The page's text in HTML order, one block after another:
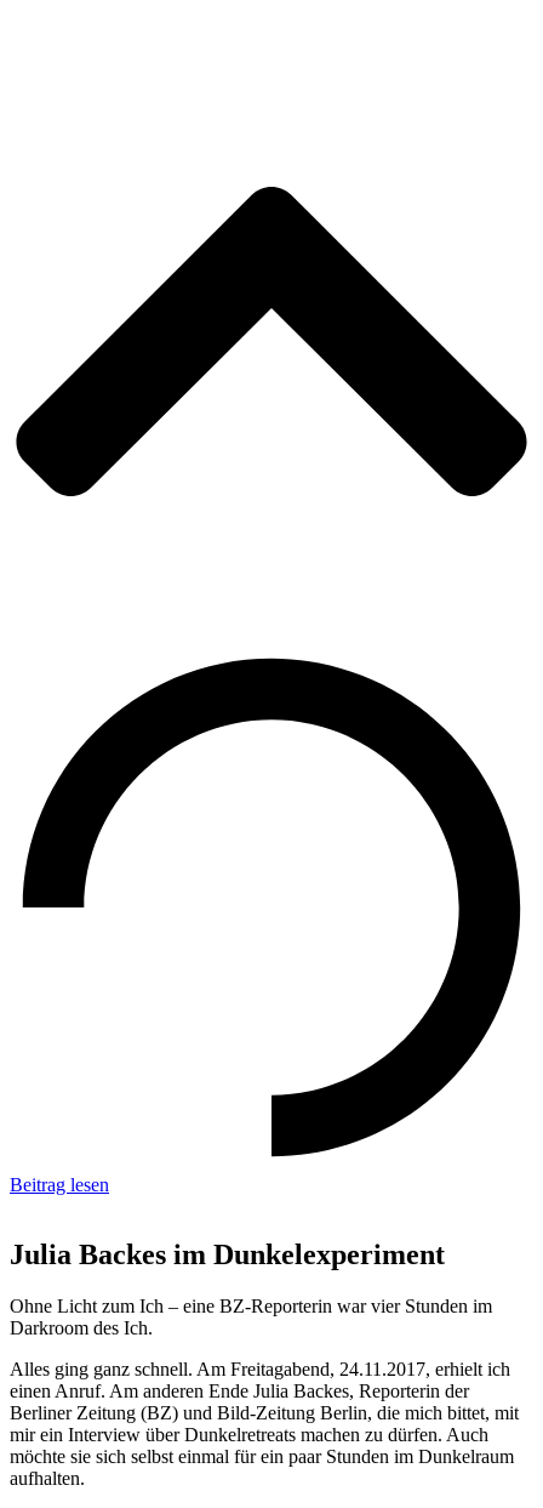
Beitrag lesen
Julia Backes im Dunkelexperiment
Ohne Licht zum Ich – eine BZ-Reporterin war vier Stunden im
Darkroom des Ich.
Alles ging ganz schnell. Am Freitagabend, 24.11.2017, erhielt ich
einen Anruf. Am anderen Ende Julia Backes, Reporterin der
Berliner Zeitung (BZ) und Bild-Zeitung Berlin, die mich bittet, mit
mir ein Interview über Dunkelretreats machen zu dürfen. Auch
möchte sie sich selbst einmal für ein paar Stunden im Dunkelraum
aufhalten.